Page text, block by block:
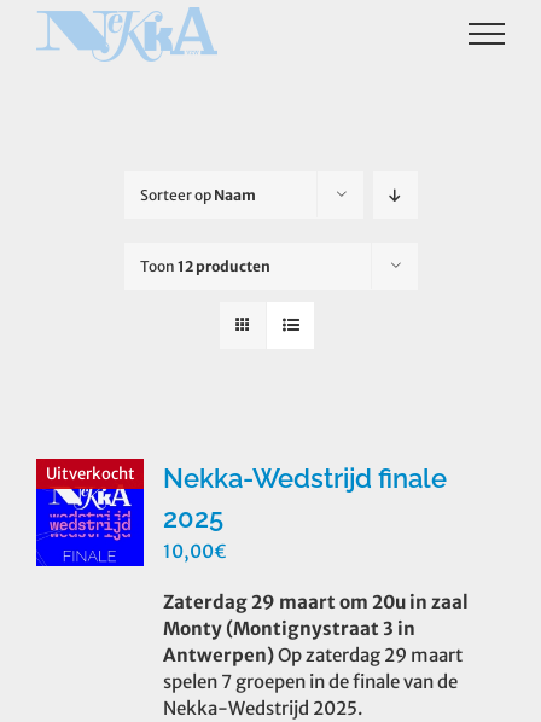
Sorteer op Naam
Toon 12 producten
Uitverkocht
Nekka-Wedstrijd finale
2025
10,00€
Zaterdag 29 maart om 20u in zaal
Monty (Montignystraat 3 in
Antwerpen)Op zaterdag 29 maart
spelen 7 groepen in de finale van de
Nekka-Wedstrijd 2025.